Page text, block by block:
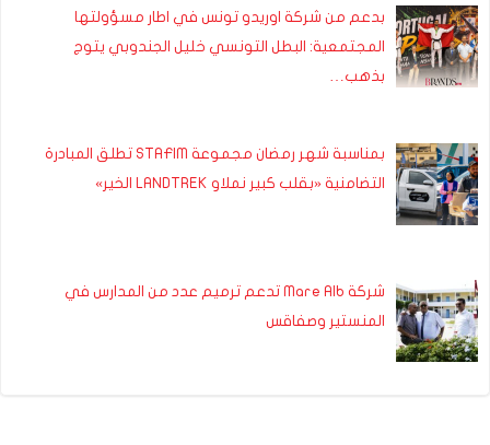
بدعم من شركة اوريدو تونس في اطار مسؤولتها
المجتمعية: البطل التونسي خليل الجندوبي يتوج
بذهب…
بمناسبة شهر رمضان مجموعة STAFIM تطلق المبادرة
التضامنية «بقلب كبير نملاو LANDTREK الخير»
شركة Mare Alb تدعم ترميم عدد من المدارس في
المنستير وصفاقس